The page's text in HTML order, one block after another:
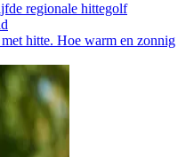
regionale hittegolf
hitte. Hoe warm en zonnig